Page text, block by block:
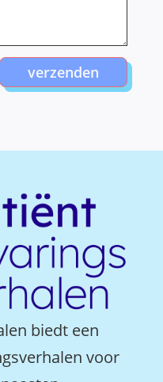
verzenden
biedt een
voor